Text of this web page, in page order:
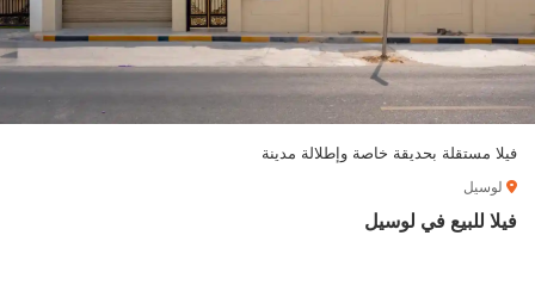
فيلا مستقلة بحديقة خاصة وإطلالة مدينة
لوسيل
فيلا للبيع في لوسيل